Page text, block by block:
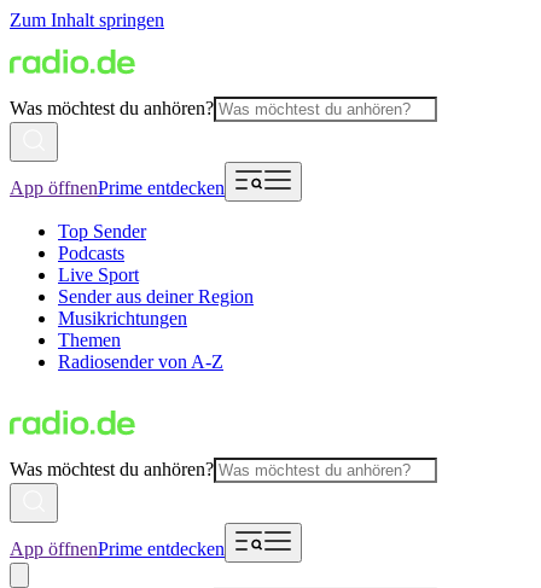
Zum Inhalt springen
Was möchtest du anhören?
App öffnenPrime entdecken
Top Sender
Podcasts
Live Sport
Sender aus deiner Region
Musikrichtungen
Themen
Radiosender von A-Z
Was möchtest du anhören?
App öffnenPrime entdecken